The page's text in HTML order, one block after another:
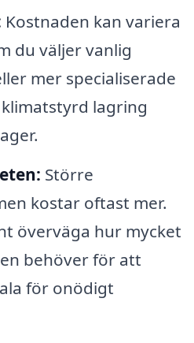
Kostnaden kan variera
du väljer vanlig
mer specialiserade
lagring
Större
kostar oftast mer.
överväga hur mycket
behöver för att
för onödigt